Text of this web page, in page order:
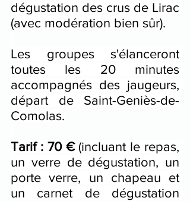
dégustation des crus de Lirac
(avec modération bien sûr).
Les groupes s'élanceront
toutes les 20 minutes
accompagnés des jaugeurs,
départ de Saint-Geniès-de-
Comolas.
Tarif : 70 € (incluant le repas,
un verre de dégustation, un
porte verre, un chapeau et
un carnet de dégustation